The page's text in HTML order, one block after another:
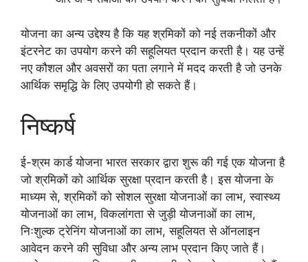
योजना का अन्य उद्देश्य है कि यह श्रमिकों को नई तकनीकों और
इंटरनेट का उपयोग करने की सहूलियत प्रदान करती है। यह उन्हें
नए कौशल और अवसरों का पता लगाने में मदद करती है जो उनके
आर्थिक समृद्धि के लिए उपयोगी हो सकते हैं।
निष्कर्ष
ई-श्रम कार्ड योजना भारत सरकार द्वारा शुरू की गई एक योजना है
जो श्रमिकों को आर्थिक सुरक्षा प्रदान करती है। इस योजना के
माध्यम से, श्रमिकों को सोशल सुरक्षा योजनाओं का लाभ, स्वास्थ्य
योजनाओं का लाभ, विकलांगता से जुड़ी योजनाओं का लाभ,
निःशुल्क ट्रेनिंग योजनाओं का लाभ, सहूलियत से ऑनलाइन
आवेदन करने की सुविधा और अन्य लाभ प्रदान किए जाते हैं।